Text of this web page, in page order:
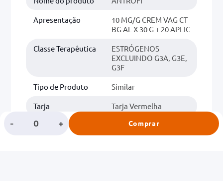
Apresentação
10 MG/G CREM VAG CT
BG AL X 30 G + 20 APLIC
Classe Terapêutica
ESTRÓGENOS
EXCLUINDO G3A, G3E,
G3F
Tipo de Produto Similar
Tarja Tarja Vermelha
Classe GINECOLOGIA
- + Comprar